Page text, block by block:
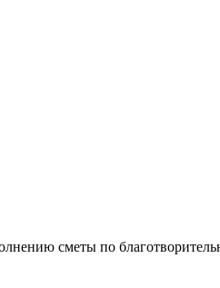
сметы по